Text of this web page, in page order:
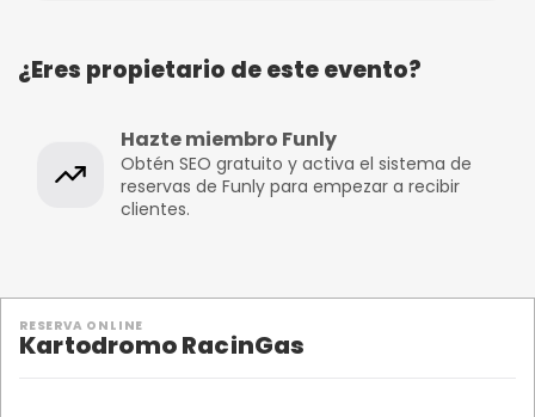
¿Eres propietario de este evento?
Hazte miembro Funly
Obtén SEO gratuito y activa el sistema de
reservas de Funly para empezar a recibir
clientes.
RESERVA ONLINE
Kartodromo RacinGas